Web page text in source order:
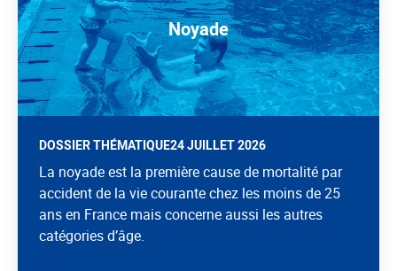
Noyade
DOSSIER THÉMATIQUE24 JUILLET 2026
La noyade est la première cause de mortalité par
accident de la vie courante chez les moins de 25
ans en France mais concerne aussi les autres
catégories d’âge.